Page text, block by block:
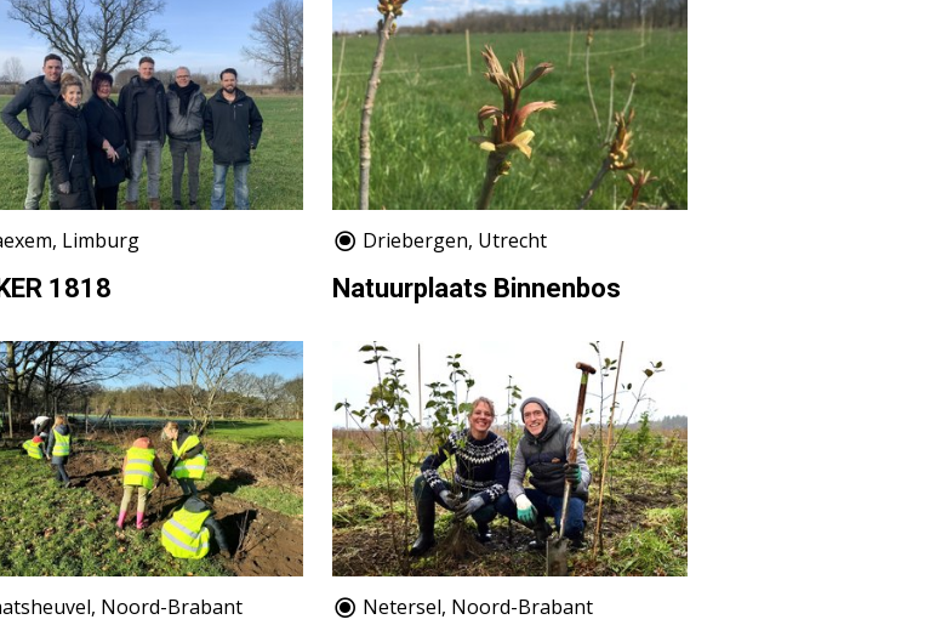
Limburg
1818
Driebergen, Utrecht
Natuurplaats Binnenbos
Noord-Brabant Netersel, Noord-Brabant